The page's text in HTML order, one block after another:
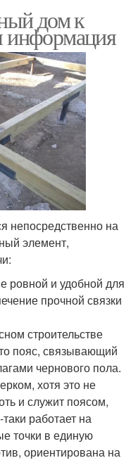
дом к
непосредственно на
элемент,
ровной и удобной для
прочной связки
строительстве
пояс, связывающий
чернового пола.
хотя это не
и служит поясом,
работает на
точки в единую
ориентирована на